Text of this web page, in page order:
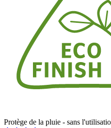
Protège de la pluie - sans